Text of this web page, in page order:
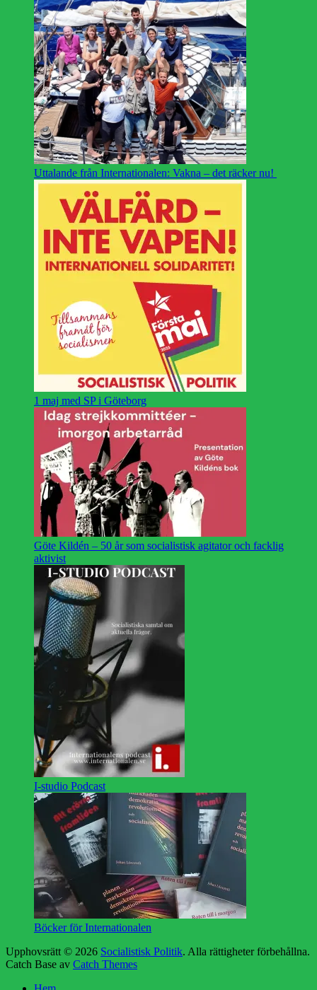
Uttalande från Internationalen: Vakna – det räcker nu!
1 maj med SP i Göteborg
Göte Kildén – 50 år som socialistisk agitator och facklig
aktivist
I-studio Podcast
Böcker för Internationalen
Upphovsrätt © 2026 Socialistisk Politik. Alla rättigheter förbehållna.
Catch Base av Catch Themes